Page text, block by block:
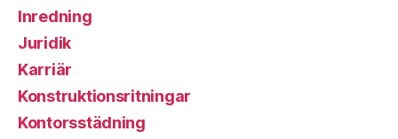
Inredning
Juridik
Karriär
Konstruktionsritningar
Kontorsstädning